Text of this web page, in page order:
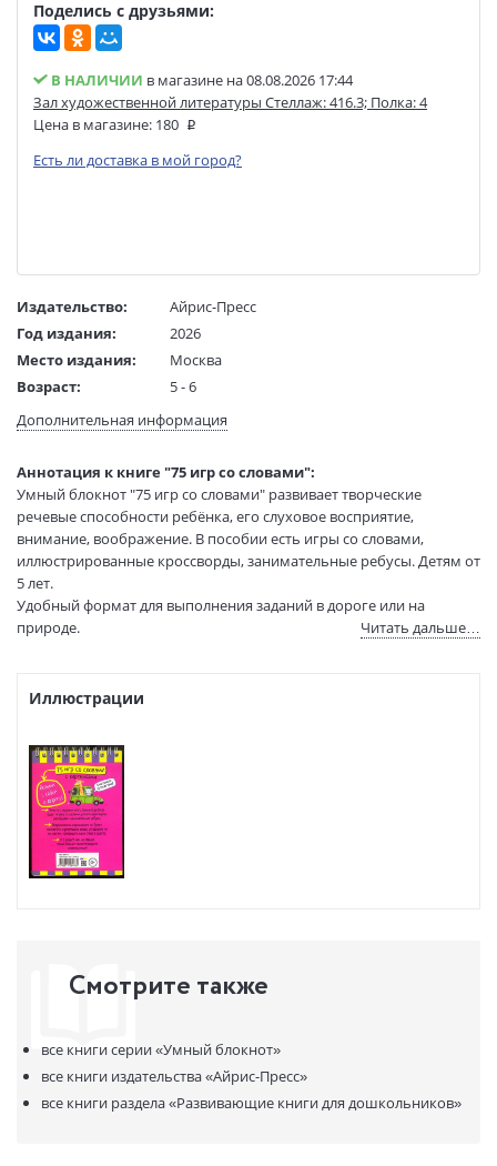
Поделись с друзьями:
В НАЛИЧИИ в магазине на 08.08.2026 17:44
Зал художественной литературы Стеллаж: 416.3; Полка: 4
Цена в магазине: 180
Есть ли доставка в мой город?
Издательство:
Айрис-Пресс
Год издания:
2026
Место издания:
Москва
Возраст:
5 - 6
Язык текста:
русский
Формат:
70х90 1/32
Размеры в мм
(ДхШхВ):
145x105x5
Вес:
70 гр.
Страниц:
80
Тираж:
Код товара:
1251990
В продаже с:
Дополнительная информация
Аннотация к книге "75 игр со словами":
Умный блокнот "75 игр со словами" развивает творческие
речевые способности ребёнка, его слуховое восприятие,
внимание, воображение. В пособии есть игры со словами,
иллюстрированные кроссворды, занимательные ребусы. Детям от
5 лет.
Удобный формат для выполнения заданий в дороге или на
природе.
Читать дальше…
Иллюстрации
Смотрите также
все книги серии«Умный блокнот»
все книги издательства«Айрис-Пресс»
все книги раздела«Развивающие книги для дошкольников»